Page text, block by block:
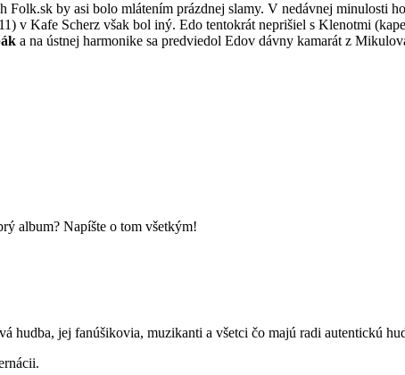
Folk.sk by asi bolo mlátením prázdnej slamy. V nedávnej minulosti
v Kafe Scherz však bol iný. Edo tentokrát neprišiel s Klenotmi
a na ústnej harmonike sa predviedol Edov dávny kamarát z
album? Napíšte o tom všetkým!
hudba, jej fanúšikovia, muzikanti a všetci čo majú radi autentickú